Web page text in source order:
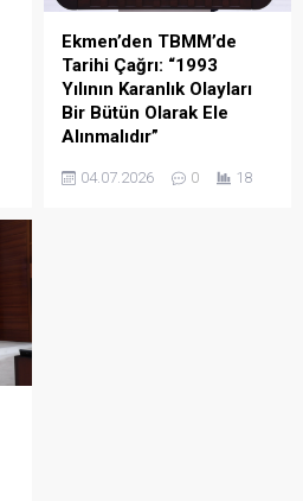
Ekmen’den TBMM’de
Tarihi Çağrı: “1993
Yılının Karanlık Olayları
Bir Bütün Olarak Ele
Alınmalıdır”
DEVA Partisi Genel Başkan
Yardımcısı ve Mersin
04.07.2026 0 18